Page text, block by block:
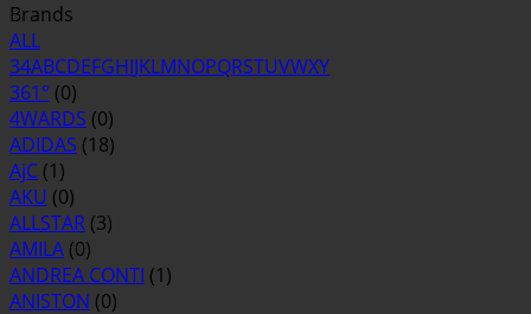
Brands
ALL
34ABCDEFGHIJKLMNOPQRSTUVWXY
361° (0)
4WARDS (0)
ADIDAS (18)
AjC (1)
AKU (0)
ALLSTAR (3)
AMILA (0)
ANDREA CONTI (1)
ANISTON (0)